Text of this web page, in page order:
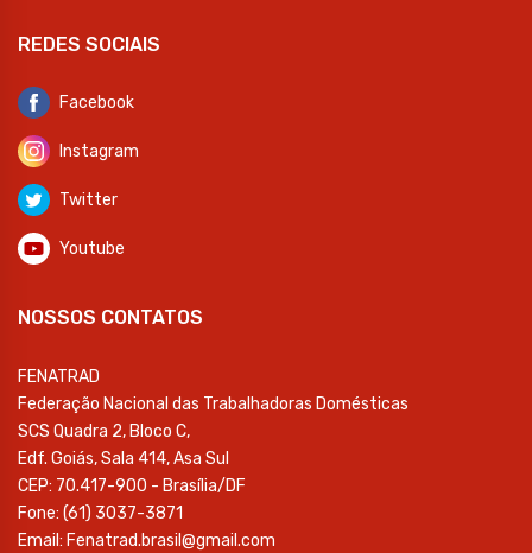
REDES SOCIAIS
Facebook
Instagram
Twitter
Youtube
NOSSOS CONTATOS
FENATRAD
Federação Nacional das Trabalhadoras Domésticas
SCS Quadra 2, Bloco C,
Edf. Goiás, Sala 414, Asa Sul
CEP: 70.417-900 - Brasília/DF
Fone: (61) 3037-3871
Email: Fenatrad.brasil@gmail.com